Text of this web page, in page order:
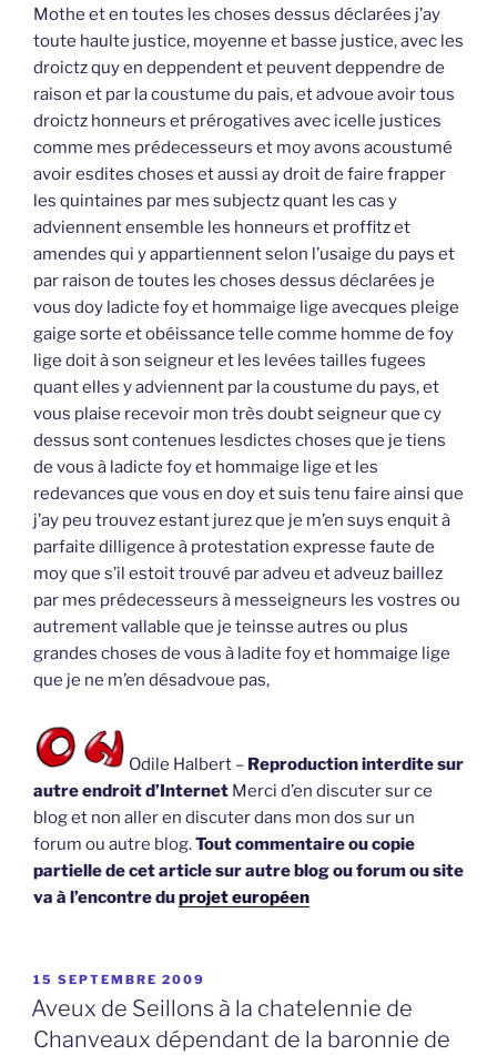
Mothe et en toutes les choses dessus déclarées j’ay
toute haulte justice, moyenne et basse justice, avec les
droictz quy en deppendent et peuvent deppendre de
raison et par la coustume du pais, et advoue avoir tous
droictz honneurs et prérogatives avec icelle justices
comme mes prédecesseurs et moy avons acoustumé
avoir esdites choses et aussi ay droit de faire frapper
les quintaines par mes subjectz quant les cas y
adviennent ensemble les honneurs et proffitz et
amendes qui y appartiennent selon l’usaige du pays et
par raison de toutes les choses dessus déclarées je
vous doy ladicte foy et hommaige lige avecques pleige
gaige sorte et obéissance telle comme homme de foy
lige doit à son seigneur et les levées tailles fugees
quant elles y adviennent par la coustume du pays, et
vous plaise recevoir mon très doubt seigneur que cy
dessus sont contenues lesdictes choses que je tiens
de vous à ladicte foy et hommaige lige et les
redevances que vous en doy et suis tenu faire ainsi que
j’ay peu trouvez estant jurez que je m’en suys enquit à
parfaite dilligence à protestation expresse faute de
moy que s’il estoit trouvé par adveu et adveuz baillez
par mes prédecesseurs à messeigneurs les vostres ou
autrement vallable que je teinsse autres ou plus
grandes choses de vous à ladite foy et hommaige lige
que je ne m’en désadvoue pas,
Odile Halbert – Reproduction interdite sur
autre endroit d’Internet Merci d’en discuter sur ce
blog et non aller en discuter dans mon dos sur un
forum ou autre blog.Tout commentaire ou copie
partielle de cet article sur autre blog ou forum ou site
va à l’encontre duprojet européen
PUBLIÉ
LE
15 SEPTEMBRE 2009
Aveux de Seillons à la chatelennie de
Chanveaux dépendant de la baronnie de